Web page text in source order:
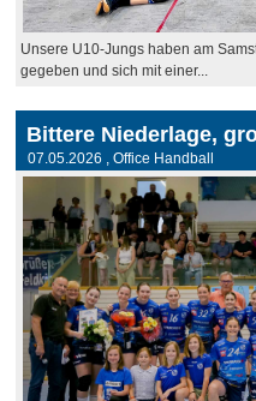
Unsere U10-Jungs haben am
gegeben und sich mit einer...
07.05.2026 , Office Handball